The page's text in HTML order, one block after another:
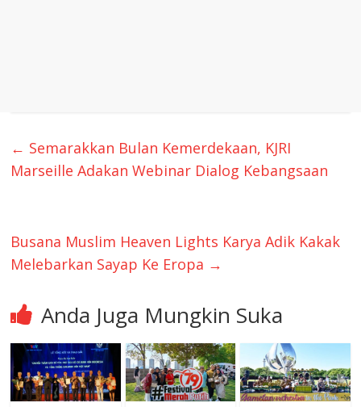
← Semarakkan Bulan Kemerdekaan, KJRI
Marseille Adakan Webinar Dialog Kebangsaan
Busana Muslim Heaven Lights Karya Adik Kakak
Melebarkan Sayap Ke Eropa →
Anda Juga Mungkin Suka